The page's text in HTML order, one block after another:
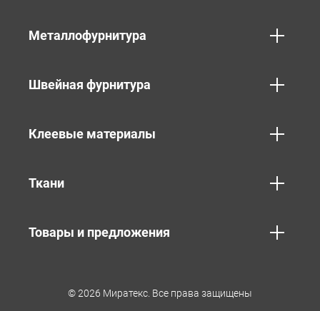
Металлофурнитура
Швейная фурнитура
Клеевые материалы
Ткани
Товары и предложения
© 2026 Миратекс. Все права защищены